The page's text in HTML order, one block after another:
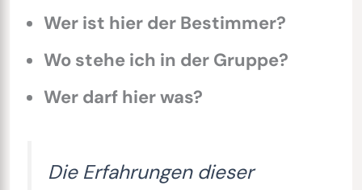
Wer ist hier der Bestimmer?
Wo stehe ich in der Gruppe?
Wer darf hier was?
Die Erfahrungen dieser